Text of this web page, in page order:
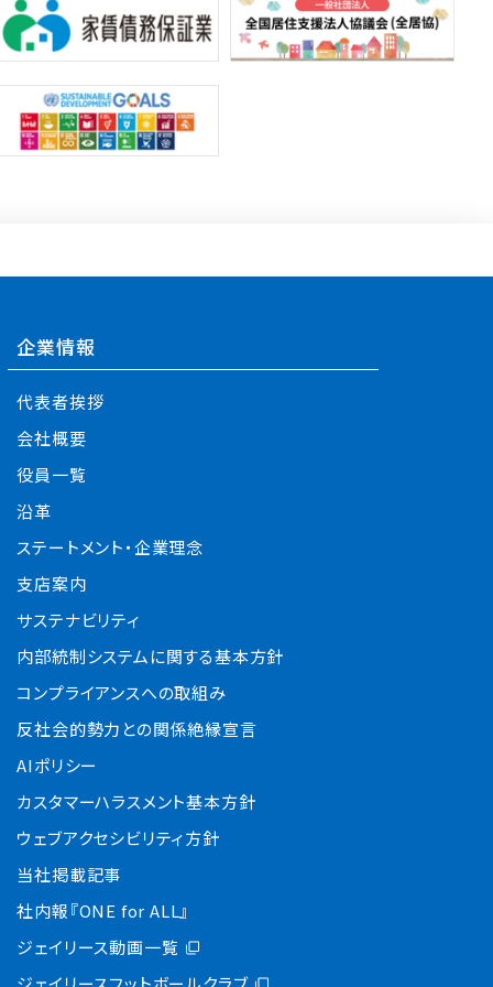
企業情報
代表者挨拶
会社概要
役員一覧
沿革
ステートメント・企業理念
支店案内
サステナビリティ
内部統制システムに関する基本方針
コンプライアンスへの取組み
反社会的勢力との関係絶縁宣言
AIポリシー
カスタマーハラスメント基本方針
ウェブアクセシビリティ方針
当社掲載記事
社内報『ONE for ALL』
ジェイリース動画一覧